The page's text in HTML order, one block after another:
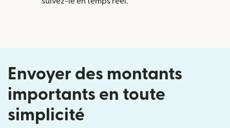
Envoyer des montants
importants en toute
simplicité